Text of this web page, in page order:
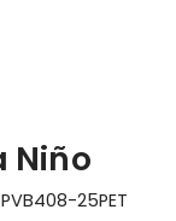
Niño
PVB408-25PET